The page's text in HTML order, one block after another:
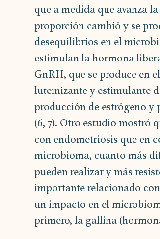
que a medida que avanza
proporción cambió y se
desequilibrios en el
estimulan la hormona
GnRH, que se produce en
luteinizante y estimulante
producción de estrógeno y
(6, 7). Otro estudio mostró
con endometriosis que en
microbioma, cuanto más
pueden realizar y más
importante relacionado
un impacto en el
primero, la gallina